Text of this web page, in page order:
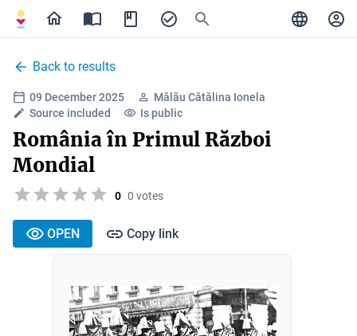
Back to results
09 December 2025
Mălău Cătălina Ionela
Source included
Is public
România în Primul Război
Mondial
0 0 votes
OPEN Copy link